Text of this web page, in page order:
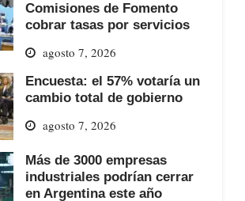
Comisiones de Fomento
cobrar tasas por servicios
agosto 7, 2026
Encuesta: el 57% votaría un
cambio total de gobierno
agosto 7, 2026
Más de 3000 empresas
industriales podrían cerrar
en Argentina este año